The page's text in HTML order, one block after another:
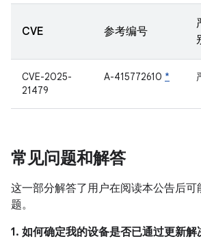
CVE 参考编号
CVE-2025-
21479
A-415772610 *
常见问题和解答
这一部分解答了用户在阅读本公告后可
题。
1. 如何确定我的设备是否已通过更新解